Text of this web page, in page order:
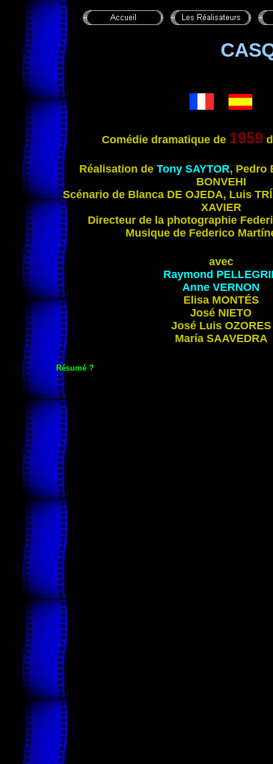
Comédie dramatique de 1959
Réalisation de Tony SAYTOR, Pedro
BONVEHI
Scénario de Blanca DE OJEDA, Luis
XAVIER
Directeur de la photographie
Musique de Federico
avec
Raymond
Anne VERNON
Elisa MONTÉS
José NIETO
José Luis OZORES
María SAAVEDRA
Résumé ?